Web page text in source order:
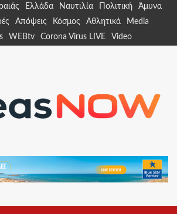
Ελλάδα Ναυτιλία Πολιτική
Άμυνα
Απόψεις Κόσμος Αθλητικά
Media
WEBtv Corona Virus LIVE Video